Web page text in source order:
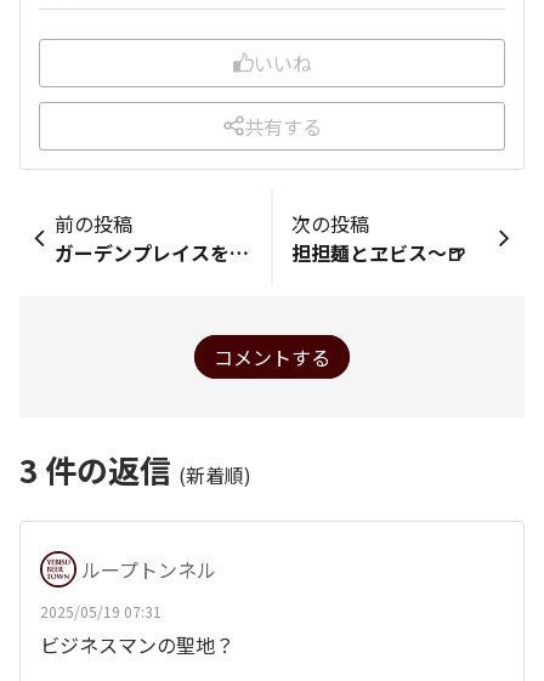
いいね
共有する
前の投稿
ガーデンプレイスを借景にカレー
次の投稿
担担麺とヱビス〜🍺
コメントする
3 件の返信 (新着順)
ループトンネル
2025/05/19 07:31
ビジネスマンの聖地？